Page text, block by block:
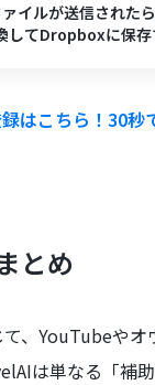
イルが送信された
してDropboxに保存
はこちら！30秒
とめ
、YouTubeやオ
は単なる「補